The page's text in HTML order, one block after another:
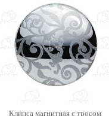
Клипса магнитная с тросом